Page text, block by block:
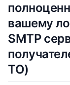
вашему
SMTP
TO)